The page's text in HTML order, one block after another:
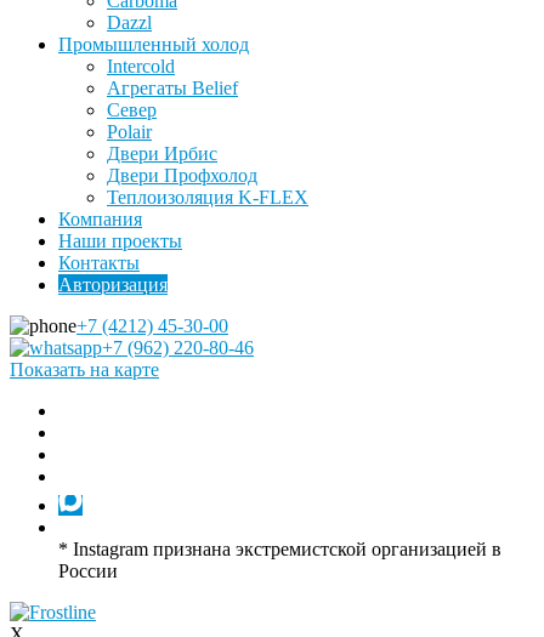
Dazzl
Промышленный холод
Intercold
Агрегаты Belief
Север
Polair
Двери Ирбис
Двери Профхолод
Теплоизоляция K-FLEX
Компания
Наши проекты
Контакты
Авторизация
+7 (4212) 45-30-00
+7 (962) 220-80-46
Показать на карте
* Instagram признана экстремистской организацией в
России